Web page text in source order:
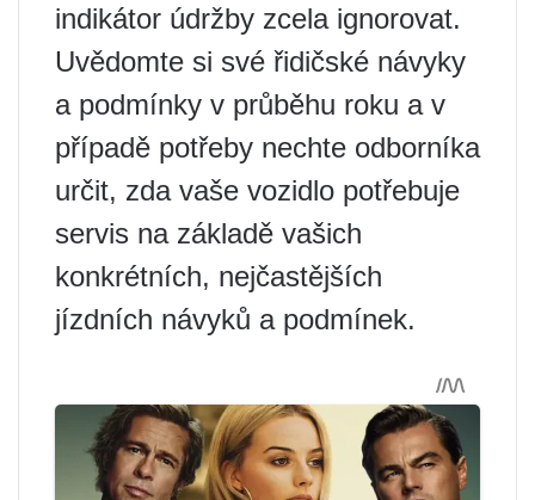
indikátor údržby zcela ignorovat.
Uvědomte si své řidičské návyky
a podmínky v průběhu roku a v
případě potřeby nechte odborníka
určit, zda vaše vozidlo potřebuje
servis na základě vašich
konkrétních, nejčastějších
jízdních návyků a podmínek.